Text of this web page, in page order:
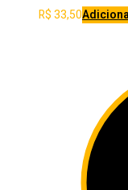
R$33,50